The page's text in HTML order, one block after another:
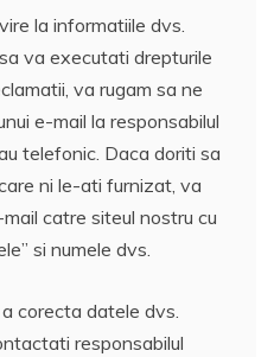
la informatiile dvs.
va executati drepturile
va rugam sa ne
e-mail la responsabilul
telefonic. Daca doriti sa
ni le-ati furnizat, va
catre siteul nostru cu
si numele dvs.
corecta datele dvs.
responsabilul